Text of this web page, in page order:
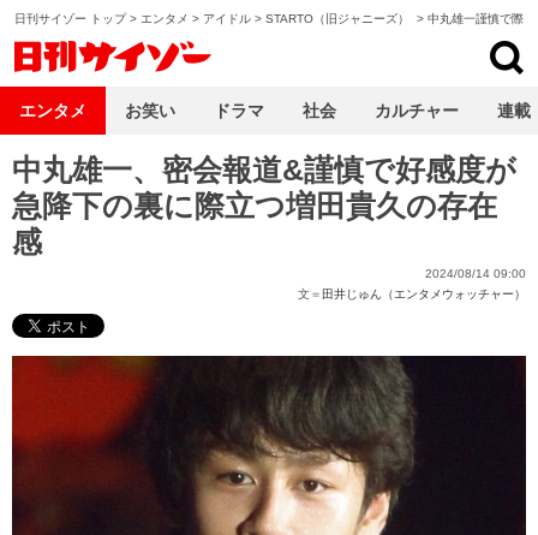
日刊サイゾー トップ> エンタメ > アイドル > STARTO（旧ジャニーズ） > 中丸雄一謹慎で際
中丸雄一、密会報道&謹慎で好感度が
急降下の裏に際立つ増田貴久の存在
感
2024/08/14 09:00
文＝ 田井じゅん（エンタメウォッチャー）
エンタメ お笑い ドラマ 社会 カルチャー 連載